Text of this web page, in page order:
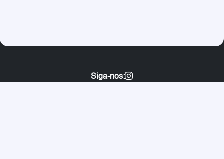
Siga-nos: